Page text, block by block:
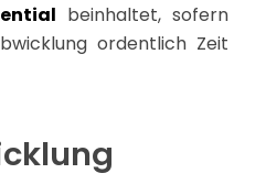
beinhaltet, sofern
ordentlich Zeit